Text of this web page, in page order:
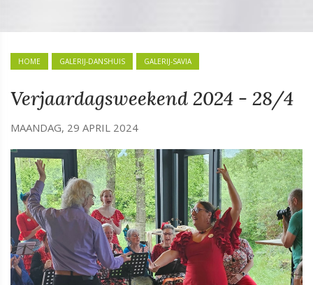
HOME GALERIJ-DANSHUIS GALERIJ-SAVIA
Verjaardagsweekend 2024 - 28/4
MAANDAG, 29 APRIL 2024